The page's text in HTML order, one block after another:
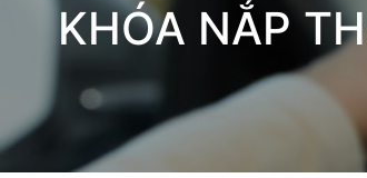
KHÓA NẮP